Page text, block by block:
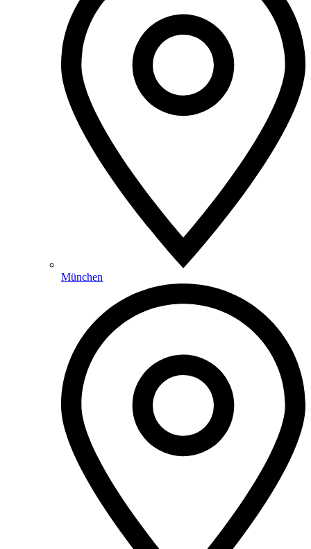
München